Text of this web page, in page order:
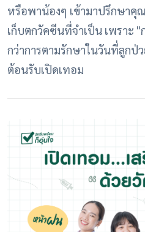
หรือพาน้องๆ เข้ามาปรึกษาคุ
เก็บตกวัคซีนที่จำเป็น เพราะ
กว่าการตามรักษาในวันที่ลูกป่
ต้อนรับเปิดเทอม